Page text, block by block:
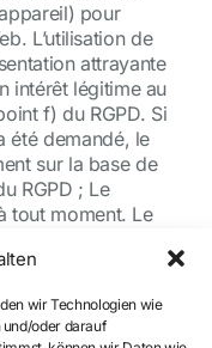
wir Technologien wie
oder darauf
pour
L’utilisation de
attrayante
intérêt légitime au
f) du RGPD. Si
été demandé, le
sur la base de
RGPD ; Le
tout moment. Le
la Commission
plus de
. Pour plus